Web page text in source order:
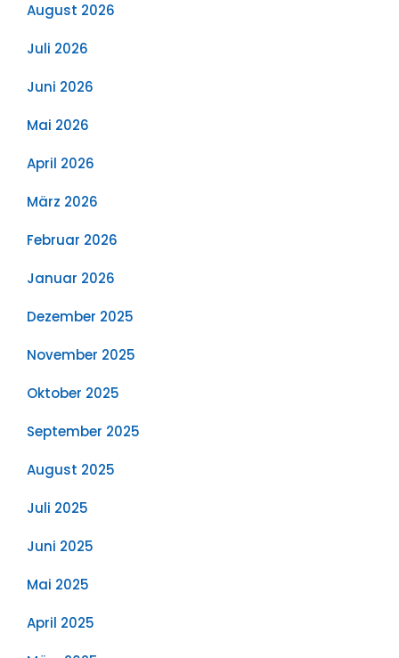
August 2026
Juli 2026
Juni 2026
Mai 2026
April 2026
März 2026
Februar 2026
Januar 2026
Dezember 2025
November 2025
Oktober 2025
September 2025
August 2025
Juli 2025
Juni 2025
Mai 2025
April 2025